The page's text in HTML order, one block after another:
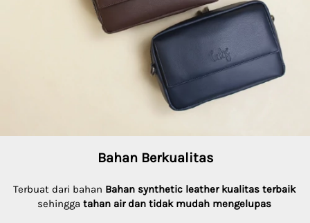
Bahan Berkualitas
Terbuat dari bahan Bahan synthetic leather kualitas terbaik
sehingga tahan air dan tidak mudah mengelupas